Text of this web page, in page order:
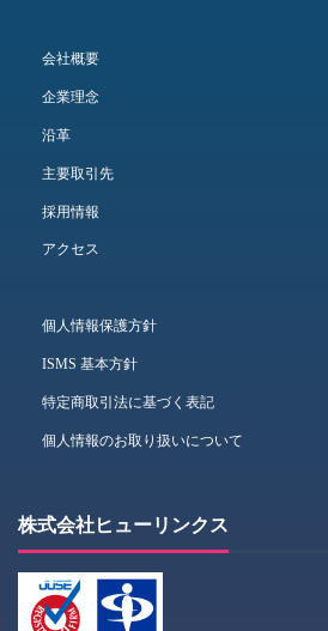
会社概要
企業理念
沿革
主要取引先
採用情報
アクセス
個人情報保護方針
ISMS 基本方針
特定商取引法に基づく表記
個人情報のお取り扱いについて
株式会社ヒューリンクス